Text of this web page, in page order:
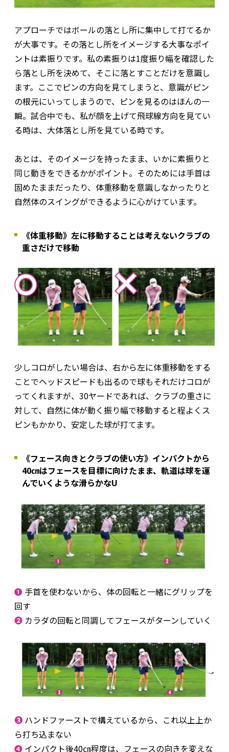
アプローチではボールの落とし所に集中して打てるか
が大事です。その落とし所をイメージする大事なポイ
ントは素振りです。私の素振りは1度振り幅を確認した
ら落とし所を決めて、そこに落とすことだけを意識し
ます。ここでピンの方向を見てしまうと、意識がピン
の根元にいってしまうので、ピンを見るのはほんの一
瞬。試合中でも、私が顔を上げて飛球線方向を見てい
る時は、大体落とし所を見ている時です。
あとは、そのイメージを持ったまま、いかに素振りと
同じ動きをできるかがポイント。そのためには手首は
固めたままだったり、体重移動を意識しなかったりと
自然体のスイングができるように心がけています。
《体重移動》左に移動することは考えないクラブの
重さだけで移動
少しコロがしたい場合は、右から左に体重移動をする
ことでヘッドスピードも出るので球もそれだけコロが
ってくれますが、30ヤードであれば、クラブの重さに
対して、自然に体が動く振り幅で移動すると程よくス
ピンもかかり、安定した球が打てます。
《フェース向きとクラブの使い方》インパクトから
40㎝はフェースを目標に向けたまま、軌道は球を運
んでいくような滑らかなU
❶ 手首を使わないから、体の回転と一緒にグリップを
回す
❷ カラダの回転と同調してフェースがターンしていく
❸ ハンドファーストで構えているから、これ以上上か
ら打ち込まない
❹ インパクト後40㎝程度は、フェースの向きを変えな